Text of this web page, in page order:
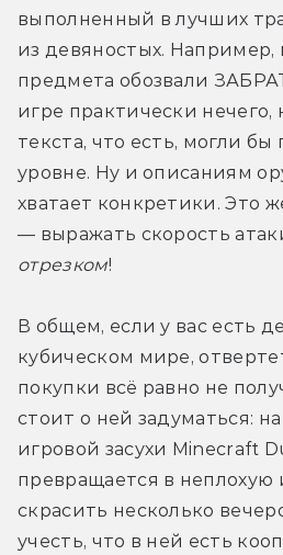
выполненный в лучших
из девяностых. Например,
предмета обозвали
игре практически нечего,
текста, что есть, могли бы
уровне. Ну и описаниям
хватает конкретики. Это
отрезком!
В общем, если у вас есть
кубическом мире,
покупки всё равно не
стоит о ней задуматься:
игровой засухи Minecraft
превращается в неплохую
скрасить несколько
учесть, что в ней есть